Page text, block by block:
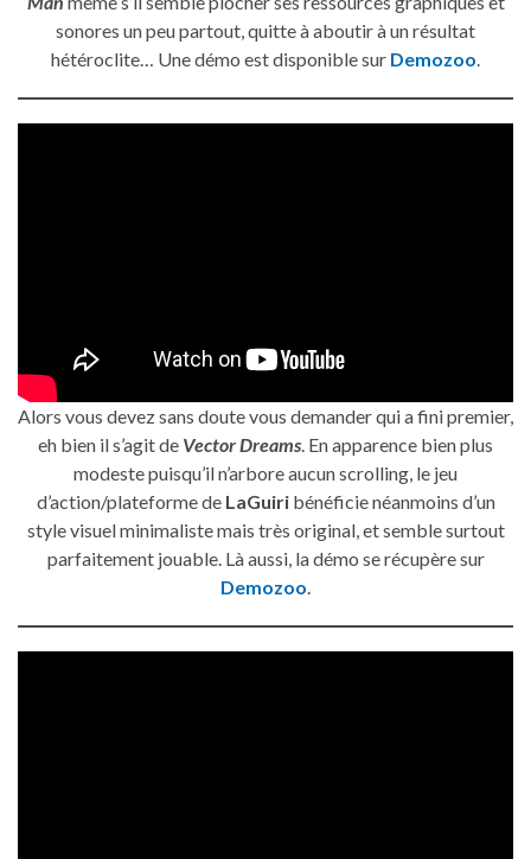
sonores un peu partout, quitte à aboutir à un résultat
hétéroclite… Une démo est disponible sur Demozoo
Alors vous devez sans doute vous demander qui a fini premier,
eh bien il s’agit de Vector Dreams . En apparence bien plus
modeste puisqu’il n’arbore aucun scrolling, le jeu
d’action/plateforme de LaGuiribénéficie néanmoins d’un
style visuel minimaliste mais très original, et semble surtout
parfaitement jouable. Là aussi, la démo se récupère sur
Demozoo